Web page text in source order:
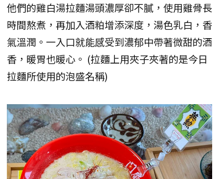
他們的雞白湯拉麵湯頭濃厚卻不膩，使用雞骨長
時間熬煮，再加入酒粕增添深度，湯色乳白，香
氣溫潤。一入口就能感受到濃郁中帶著微甜的酒
香，暖胃也暖心。 (拉麵上用夾子夾著的是今日
拉麵所使用的泡盛名稱)